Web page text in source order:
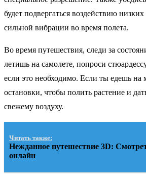
будет подвергаться воздействию
сильной вибрации во время полета.
Во время путешествия, следи за
летишь на самолете, попроси
если это необходимо. Если ты едешь на
остановки, чтобы полить растение и
свежему воздуху.
Читать также:
Нежданное путешествие 3D:
онлайн